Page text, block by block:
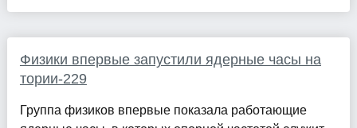
Физики впервые запустили ядерные часы на
тории-229
Группа физиков впервые показала работающие